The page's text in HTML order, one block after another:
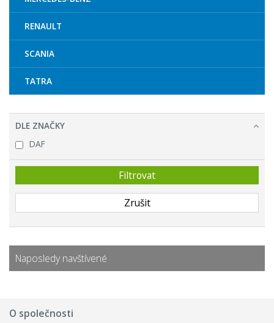
RENAULT
SCANIA
TATRA
DLE ZNAČKY
DAF
Naposledy navštívené
O společnosti